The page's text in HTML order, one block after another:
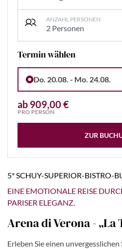
ANZAHL PERSONEN
2 Personen
Termin wählen
Do. 20.08. - Mo. 24.08.
ab 909,00 €
PRO PERSON
ZUR
5* SCHUY-SUPERIOR-BISTRO-
EINE EMOTIONALE REISE
PARISER ELEGANZ.
Arena di Verona - „La
Erleben Sie einen